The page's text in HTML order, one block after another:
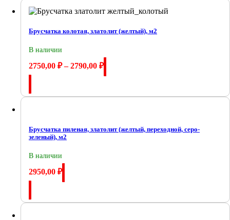
Брусчатка колотая, златолит (желтый), м2
В наличии
2750,00 ₽–2790,00 ₽
Брусчатка пиленая, златолит (желтый, переходной, серо-
зеленый), м2
В наличии
2950,00 ₽